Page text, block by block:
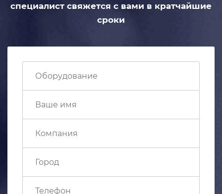
специалист свяжется с вами в кратчайшие
сроки